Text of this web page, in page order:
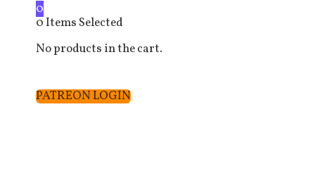
0
0Items Selected
No products in the cart.
PATREON LOGIN